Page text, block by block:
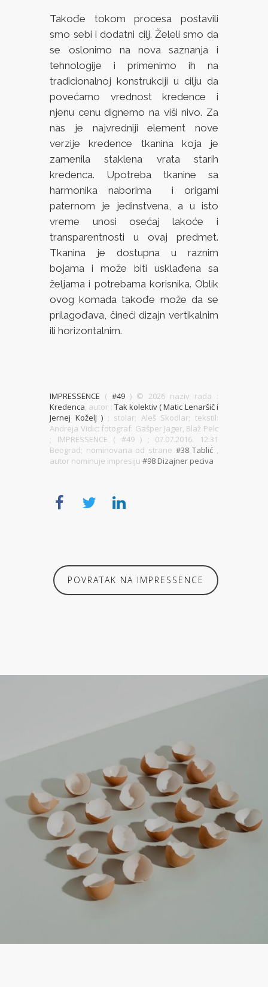
Takođe tokom procesa postavili
smo sebi i dodatni cilj. Želeli smo da
se oslonimo na nova saznanja i
tehnologije i primenimo ih na
tradicionalnoj konstrukciji u cilju da
povećamo vrednost kredence i
njenu cenu dignemo na viši nivo. Za
nas je najvredniji element nove
verzije kredence tkanina koja je
zamenila staklena vrata starih
kredenca. Upotreba tkanine sa
harmonika naborima i origami
paternom je jedinstvena, a u isto
vreme unosi osećaj lakoće i
transparentnosti u ovaj predmet.
Tkanina je dostupna u raznim
bojama i može biti usklađena sa
željama i potrebama korisnika. Oblik
ovog komada takođe može da se
prilagođava, čineći dizajn vertikalnim
ili horizontalnim.
IMPRESSENCE (#49) © 2026 naziv rada :
Kredenca, autor : Tak kolektiv ( Matic Lenaršič i
Jernej Koželj ) ; stolar; Aleš Skodlar; tekstil:
Andreja Vidic: fotograf: Gašper Jager, Blaž Pelc
; IMPRESSENCE ( #49 ) ; 07.07.2016. 12:31
Beograd; nominovana od strane #38 Tablić ,
autor nominuje impresiju#98 Dizajner peciva
POVRATAK NA IMPRESSENCE